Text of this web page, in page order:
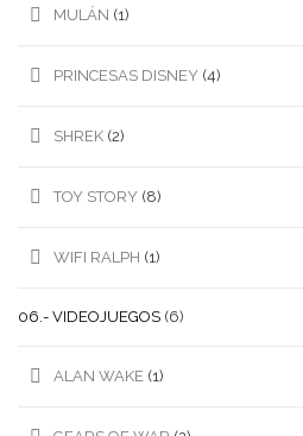
MULÁN (1)
PRINCESAS DISNEY (4)
SHREK (2)
TOY STORY (8)
WIFI RALPH (1)
06.- VIDEOJUEGOS (6)
ALAN WAKE (1)